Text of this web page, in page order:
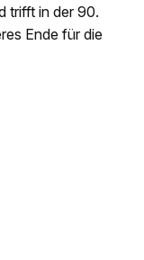
trifft in der 90.
Ende für die